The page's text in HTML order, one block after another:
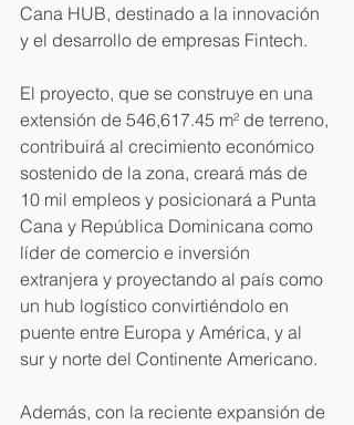
Cana HUB, destinado a la innovación
y el desarrollo de empresas Fintech.
El proyecto, que se construye en una
extensión de 546,617.45 m² de terreno,
contribuirá al crecimiento económico
sostenido de la zona, creará más de
10 mil empleos y posicionará a Punta
Cana y República Dominicana como
líder de comercio e inversión
extranjera y proyectando al país como
un hub logístico convirtiéndolo en
puente entre Europa y América, y al
sur y norte del Continente Americano.
Además, con la reciente expansión de